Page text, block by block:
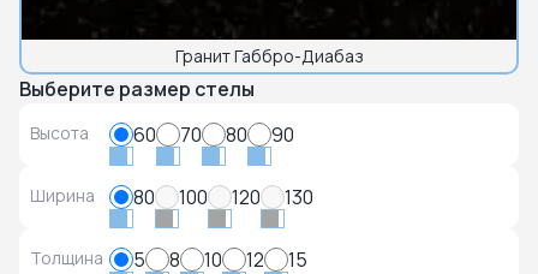
Гранит Габбро-Диабаз
Выберите размер стелы
Высота 60 70 80 90
Ширина 80 100 120 130
Толщина 5 8 10 12
15